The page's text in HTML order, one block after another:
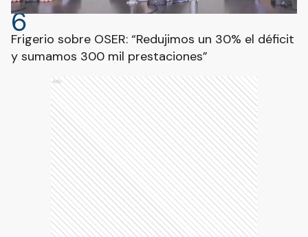
6
Frigerio sobre OSER: “Redujimos un 30% el déficit
y sumamos 300 mil prestaciones”
Ads